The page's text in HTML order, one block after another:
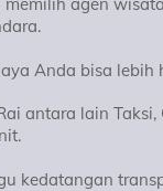
Anda bisa lebih
antara lain
kedatangan